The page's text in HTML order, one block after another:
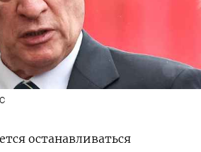
останавливаться